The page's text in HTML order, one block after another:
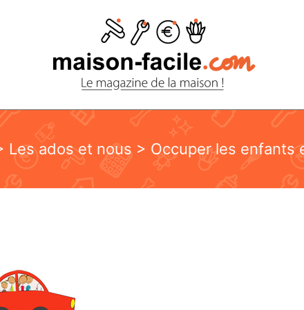
Les ados et nous > Occuper les enfants